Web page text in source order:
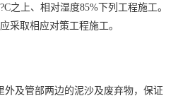
之上、相对湿度85%下列工程施工。
采取相应对策工程施工。
外及管部两边的泥沙及废弃物，保证